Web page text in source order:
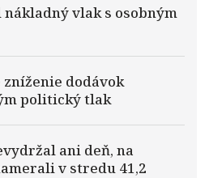
vlak s osobným
dodávok
politický tlak
ani deň, na
v stredu 41,2